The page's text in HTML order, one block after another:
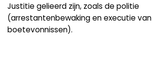
Justitie gelieerd zijn, zoals de politie
(arrestantenbewaking en executie van
boetevonnissen).